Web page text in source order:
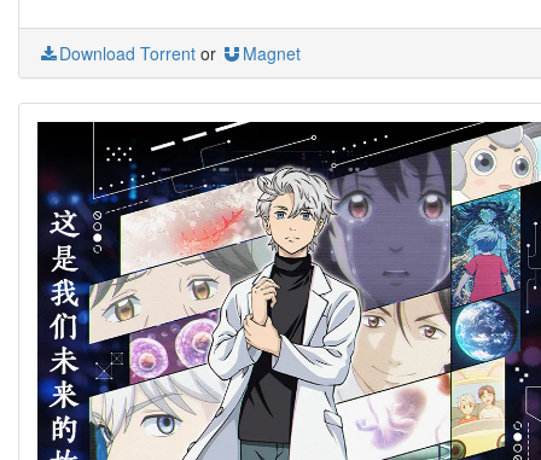
Download Torrent or Magnet